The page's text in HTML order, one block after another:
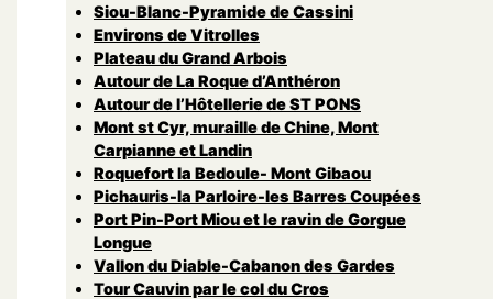
Siou-Blanc-Pyramide de Cassini
Environs de Vitrolles
Plateau du Grand Arbois
Autour de La Roque d’Anthéron
Autour de l’Hôtellerie de ST PONS
Mont st Cyr, muraille de Chine, Mont
Carpianne et Landin
Roquefort la Bedoule- Mont Gibaou
Pichauris-la Parloire-les Barres Coupées
Port Pin-Port Miou et le ravin de Gorgue
Longue
Vallon du Diable-Cabanon des Gardes
Tour Cauvin par le col du Cros